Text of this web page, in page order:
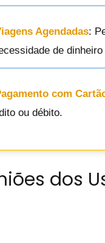
Agendadas:
de
com
ou débito.
dos